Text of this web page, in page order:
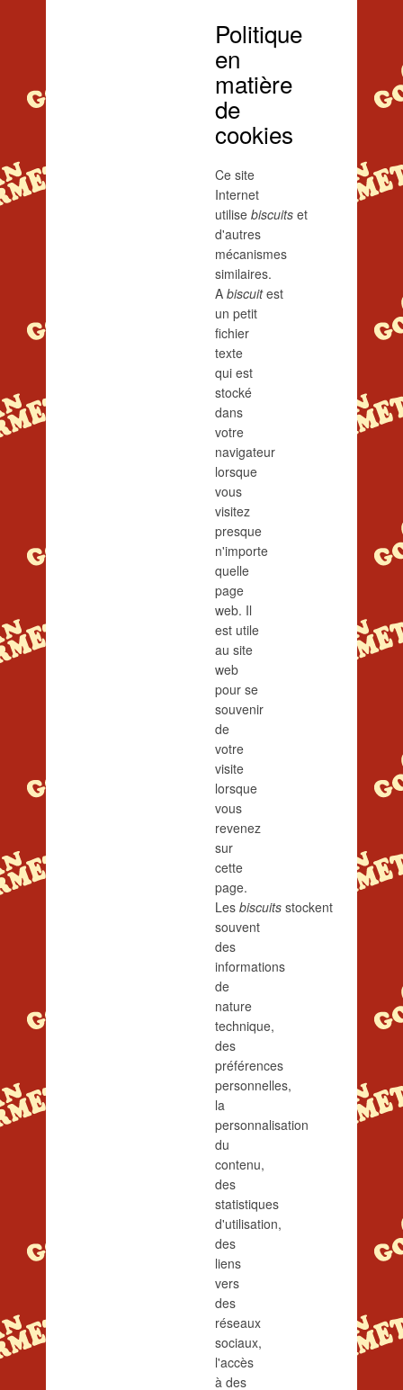
Politique
en
matière
de
cookies
Ce site
Internet
utilise biscuitset
d'autres
mécanismes
similaires.
A biscuitest
un petit
fichier
texte
qui est
stocké
dans
votre
navigateur
lorsque
vous
visitez
presque
n'importe
quelle
page
web. Il
est utile
au site
web
pour se
souvenir
de
votre
visite
lorsque
vous
revenez
sur
cette
page.
Les biscuitsstockent
souvent
des
informations
de
nature
technique,
des
préférences
personnelles,
la
personnalisation
du
contenu,
des
statistiques
d'utilisation,
des
liens
vers
des
réseaux
sociaux,
l'accès
à des